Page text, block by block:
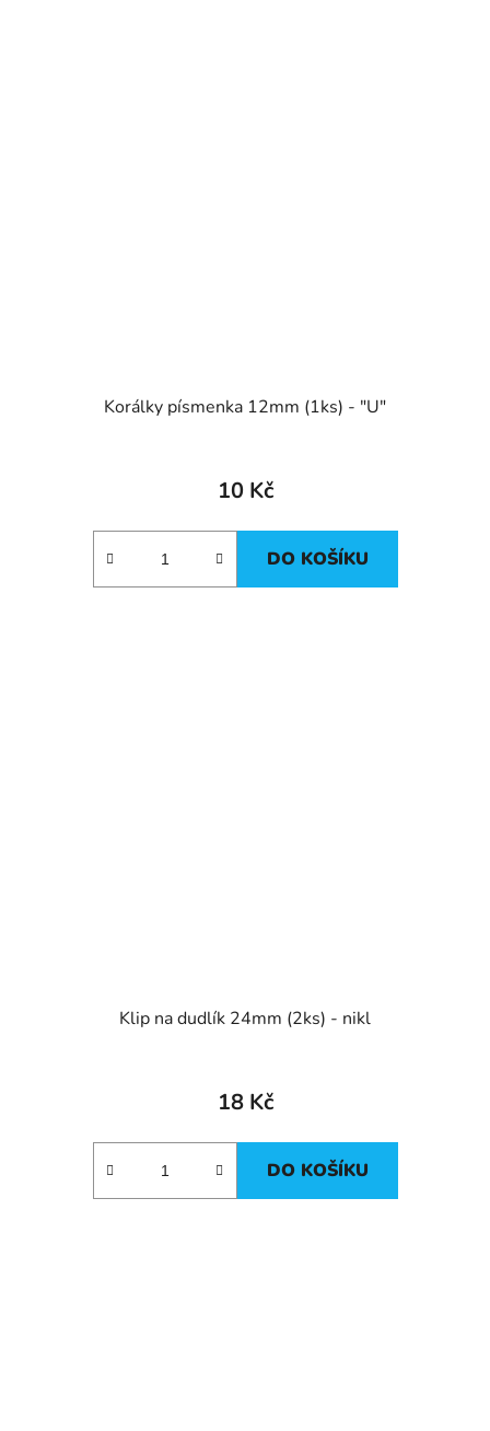
Korálky písmenka 12mm (1ks) - "U"
10 Kč
DO KOŠÍKU
Klip na dudlík 24mm (2ks) - nikl
18 Kč
DO KOŠÍKU